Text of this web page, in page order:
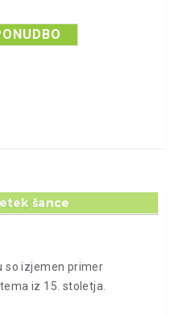
šance
so izjemen primer
iz 15. stoletja.